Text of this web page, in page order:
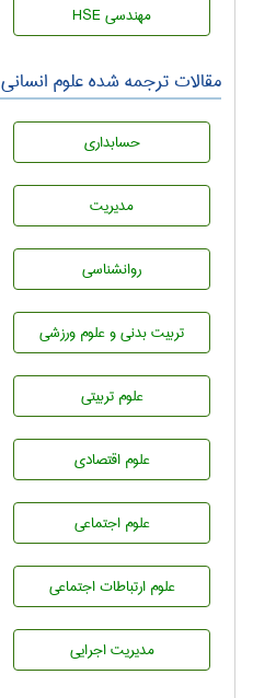
مهندسی HSE
مقالات ترجمه شده علوم انسانی
حسابداری
مديريت
روانشناسی
تربيت بدنی و علوم ورزشی
علوم تربيتی
علوم اقتصادی
علوم اجتماعی
علوم ارتباطات اجتماعی
مديريت اجرايی